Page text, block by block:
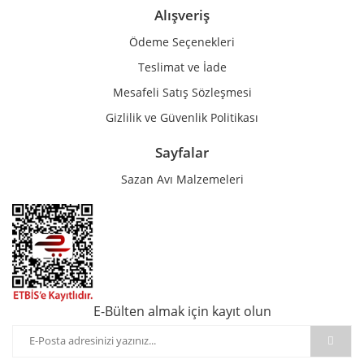
Alışveriş
Ödeme Seçenekleri
Teslimat ve İade
Mesafeli Satış Sözleşmesi
Gizlilik ve Güvenlik Politikası
Sayfalar
Sazan Avı Malzemeleri
E-Bülten almak için kayıt olun